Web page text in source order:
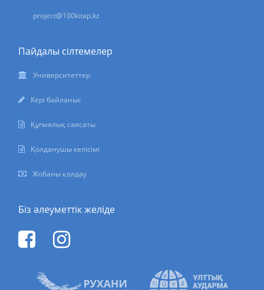
project@100kitap.kz
Пайдалы сілтемелер
Университеттер
Кері байланыс
Құпиялық саясаты
Қолданушы келісімі
Жобаны қолдау
Біз әлеуметтік желіде